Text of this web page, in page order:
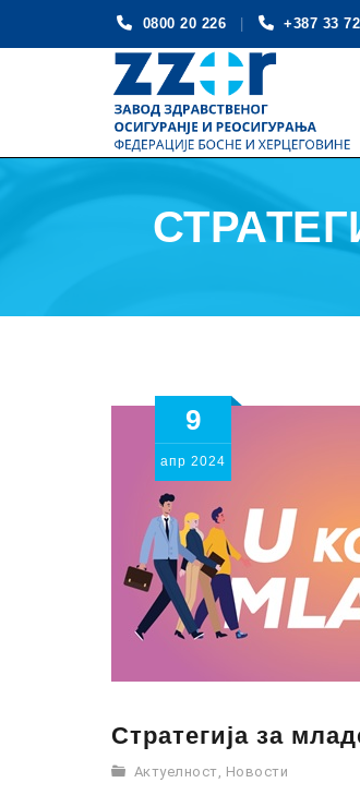
0800 20 226 +387 33
9
апр 2024
Стратегија за
Актуелност, Новости